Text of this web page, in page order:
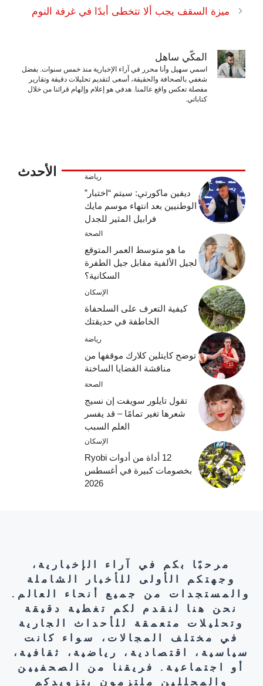
ميزة السقف يجب ألا تتخطى أبدًا في غرفة النوم
المكّي ساهل
اسمي سهيل وأنا محرر في آراء الإخبارية منذ خمس سنوات. بفضل
شغفي بالصحافة والحقيقة، أسعى لتقديم تحليلات دقيقة وتقارير
مفصلة تعكس واقع عالمنا. هدفي هو إعلام وإلهام قرائنا من خلال
كتاباتي.
الأحدث رياضة
ديفين ماكورتي: سيتم “اختبار”
الوطنيين بعد انتهاء موسم مايك
فرابيل المثير للجدل
الصحة
ما هو متوسط ​​العمر المتوقع
لجيل الألفية مقابل جيل الطفرة
السكانية؟
الإسكان
كيفية التعرف على السلحفاة
الخاطفة في حديقتك
رياضة
توضح كايتلين كلارك موقفها من
مناقشة القضايا الساخنة
الصحة
تقول تايلور سويفت إن نسيج
شعرها تغير تمامًا – قد يفسر
العلم السبب
الإسكان
12 أداة من أدوات Ryobi
بخصومات كبيرة في أغسطس
2026
مرحبًا بكم في آراء الإخبارية،
وجهتكم الأولى للأخبار الشاملة
والمستجدات من جميع أنحاء العالم.
نحن هنا لنقدم لكم تغطية دقيقة
وتحليلات متعمقة للأحداث الجارية
في مختلف المجالات، سواء كانت
سياسية، اقتصادية، رياضية، ثقافية،
أو اجتماعية. فريقنا من الصحفيين
والمحللين ملتزمون بتزويدكم